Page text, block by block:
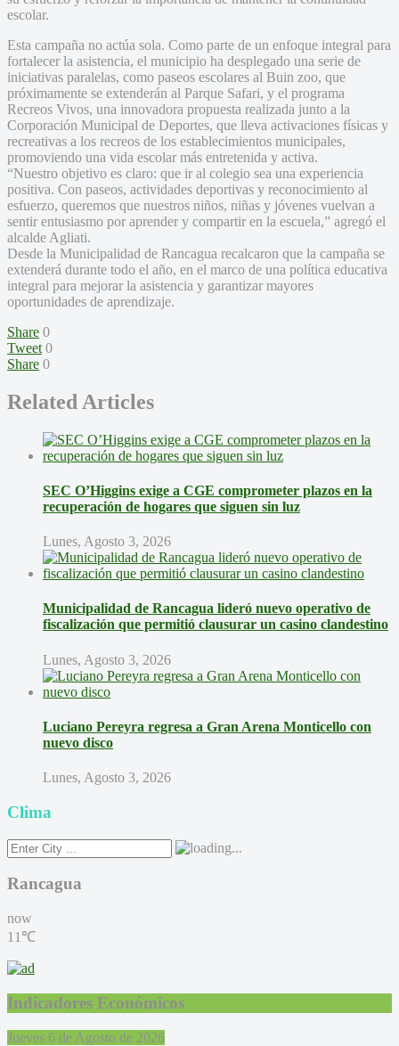
escolar.
Esta campaña no actúa sola. Como parte de un enfoque integral para
fortalecer la asistencia, el municipio ha desplegado una serie de
iniciativas paralelas, como paseos escolares al Buin zoo, que
próximamente se extenderán al Parque Safari, y el programa
Recreos Vivos, una innovadora propuesta realizada junto a la
Corporación Municipal de Deportes, que lleva activaciones físicas y
recreativas a los recreos de los establecimientos municipales,
promoviendo una vida escolar más entretenida y activa.
“Nuestro objetivo es claro: que ir al colegio sea una experiencia
positiva. Con paseos, actividades deportivas y reconocimiento al
esfuerzo, queremos que nuestros niños, niñas y jóvenes vuelvan a
sentir entusiasmo por aprender y compartir en la escuela,” agregó el
alcalde Agliati.
Desde la Municipalidad de Rancagua recalcaron que la campaña se
extenderá durante todo el año, en el marco de una política educativa
integral para mejorar la asistencia y garantizar mayores
oportunidades de aprendizaje.
Share 0
Tweet 0
Share 0
Related Articles
SEC O’Higgins exige a CGE comprometer plazos en la
recuperación de hogares que siguen sin luz
Lunes, Agosto 3, 2026
Municipalidad de Rancagua lideró nuevo operativo de
fiscalización que permitió clausurar un casino clandestino
Lunes, Agosto 3, 2026
Luciano Pereyra regresa a Gran Arena Monticello con
nuevo disco
Lunes, Agosto 3, 2026
Clima
Rancagua
now
11℃
Indicadores Económicos
Jueves 6 de Agosto de 2026